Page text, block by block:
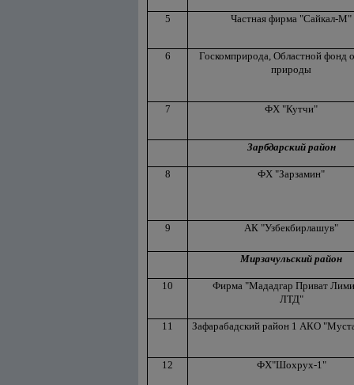
5 Частная фирма "Сайкал-М"
6
Госкомприрода, Областной фонд
природы
7 ФХ "Кутчи"
Зарбдарский район
8 ФХ "Зарзамин"
9 АК "Узбекбирлашув"
Мирзачульский район
10
Фирма "Мададгар Приват
ЛТД"
11 Зафарабадский район 1 АКО
12 ФХ"Шохрух-1"